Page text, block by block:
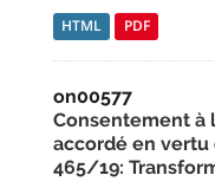
HTML PDF
on00577
Consentement à
accordé en vertu
465/19: